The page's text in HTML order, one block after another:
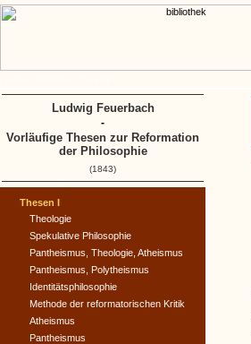
Thesen I
Theologie
Spekulative Philosophie
Pantheismus, Theologie, Atheismus
Pantheismus, Polytheismus
Identitätsphilosophie
Methode der reformatorischen Kritik
Atheismus
Pantheismus
Ludwig Feuerbach
-
Vorläufige Thesen zur Reformation
der Philosophie
(1843)